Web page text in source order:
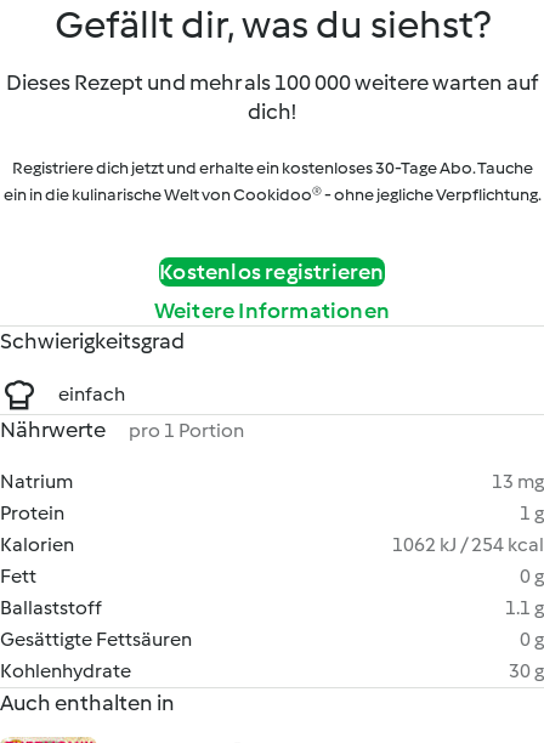
Gefällt dir, was du siehst?
Dieses Rezept und mehr als 100 000 weitere warten auf
dich!
Registriere dich jetzt und erhalte ein kostenloses 30-Tage Abo. Tauche
ein in die kulinarische Welt von Cookidoo® - ohne jegliche Verpflichtung.
Kostenlos registrieren
Weitere Informationen
Schwierigkeitsgrad
einfach
Nährwerte pro 1 Portion
Natrium
13 mg
Protein
1 g
Kalorien
1062 kJ / 254 kcal
Fett
0 g
Ballaststoff
1.1 g
Gesättigte Fettsäuren
0 g
Kohlenhydrate
30 g
Auch enthalten in